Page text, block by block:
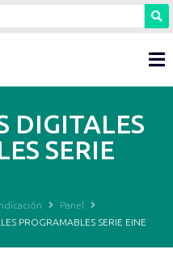
DIGITALES
SERIE
Panel
PROGRAMABLES SERIE EINE